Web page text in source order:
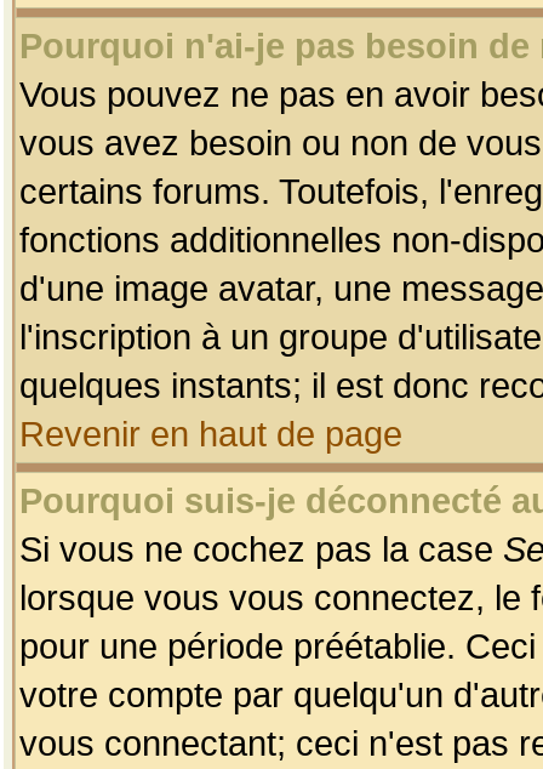
Pourquoi n'ai-je pas besoin
Vous pouvez ne pas en avoir
vous avez besoin ou non de
certains forums. Toutefois,
fonctions additionnelles non-
d'une image avatar, une
l'inscription à un groupe
quelques instants; il est donc
Revenir en haut de page
Pourquoi suis-je déconnecté
Si vous ne cochez pas la case
lorsque vous vous connectez, le
pour une période préétablie.
votre compte par quelqu'un
vous connectant; ceci n'est pas